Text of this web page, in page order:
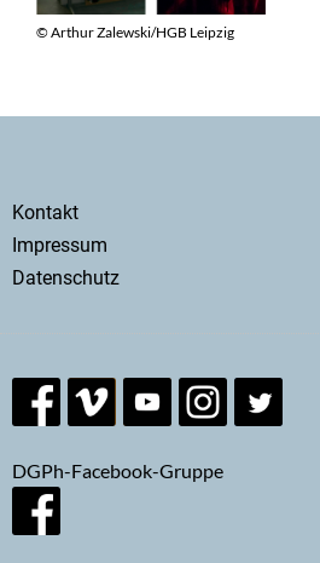
© Arthur Zalewski/HGB Leipzig
Secondary
menu
Kontakt
Impressum
Datenschutz
DGPh-Facebook-Gruppe